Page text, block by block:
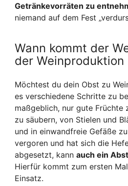
Getränkevorräten zu
niemand auf dem Fest
Wann kommt der
der Weinproduktion
Möchtest du dein Obst zu
es verschiedene Schritte zu
maßgeblich, nur gute Früchte
zu säubern, von Stielen und
und in einwandfreie Gefäße
vergoren und hat sich die
abgesetzt, kann auch ein
Hierfür kommt zum ersten
Einsatz.